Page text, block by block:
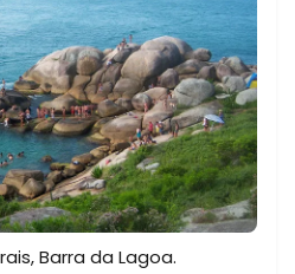
Barra da Lagoa.